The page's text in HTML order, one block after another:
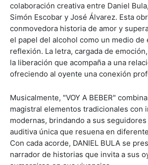
colaboración creativa entre Daniel
Simón Escobar y José Álvarez. Esta
conmovedora historia de amor y
el papel del alcohol como un medio de
reflexión. La letra, cargada de
la liberación que acompaña a una
ofreciendo al oyente una conexión
Musicalmente, "VOY A BEBER"
magistral elementos tradicionales con
modernas, brindando a sus
auditiva única que resuena en
Con cada acorde, DANIEL BULA se
narrador de historias que invita a sus